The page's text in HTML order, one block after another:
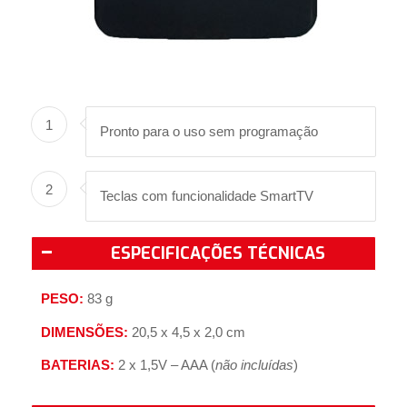
1 Pronto para o uso sem programação
2 Teclas com funcionalidade SmartTV
ESPECIFICAÇÕES TÉCNICAS
PESO: 83 g
DIMENSÕES: 20,5 x 4,5 x 2,0 cm
BATERIAS: 2 x 1,5V – AAA (não incluídas)